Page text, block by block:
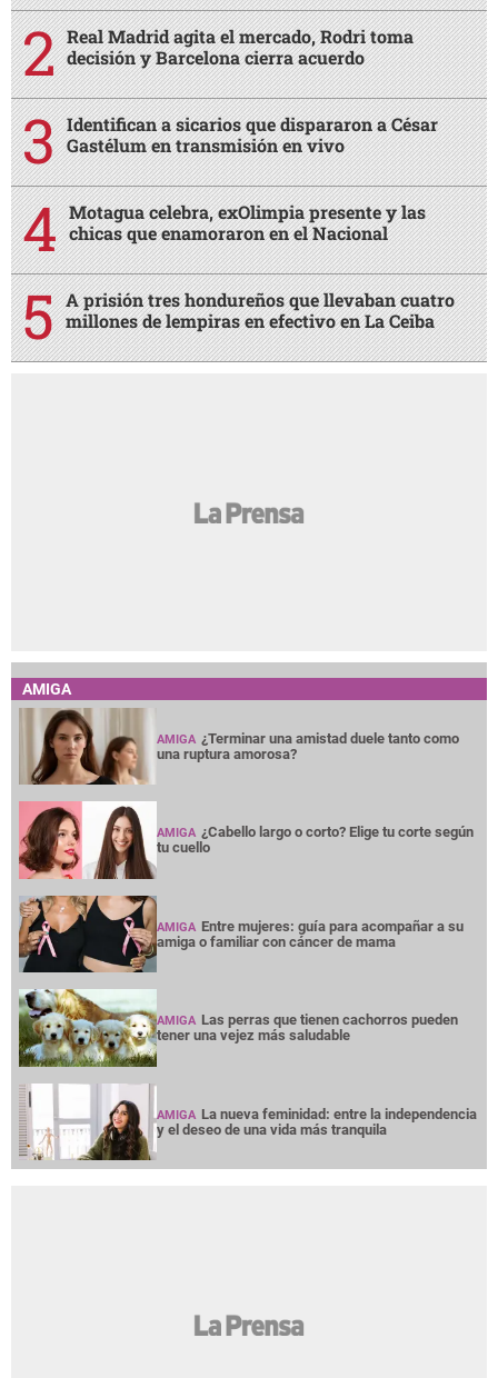
Real Madrid agita el mercado, Rodri toma
decisión y Barcelona cierra acuerdo
Identifican a sicarios que dispararon a César
Gastélum en transmisión en vivo
Motagua celebra, exOlimpia presente y las
chicas que enamoraron en el Nacional
A prisión tres hondureños que llevaban cuatro
millones de lempiras en efectivo en La Ceiba
AMIGA
AMIGA ¿Terminar una amistad duele tanto como
una ruptura amorosa?
AMIGA ¿Cabello largo o corto? Elige tu corte según
tu cuello
AMIGA Entre mujeres: guía para acompañar a su
amiga o familiar con cáncer de mama
AMIGA Las perras que tienen cachorros pueden
tener una vejez más saludable
AMIGA La nueva feminidad: entre la independencia
y el deseo de una vida más tranquila